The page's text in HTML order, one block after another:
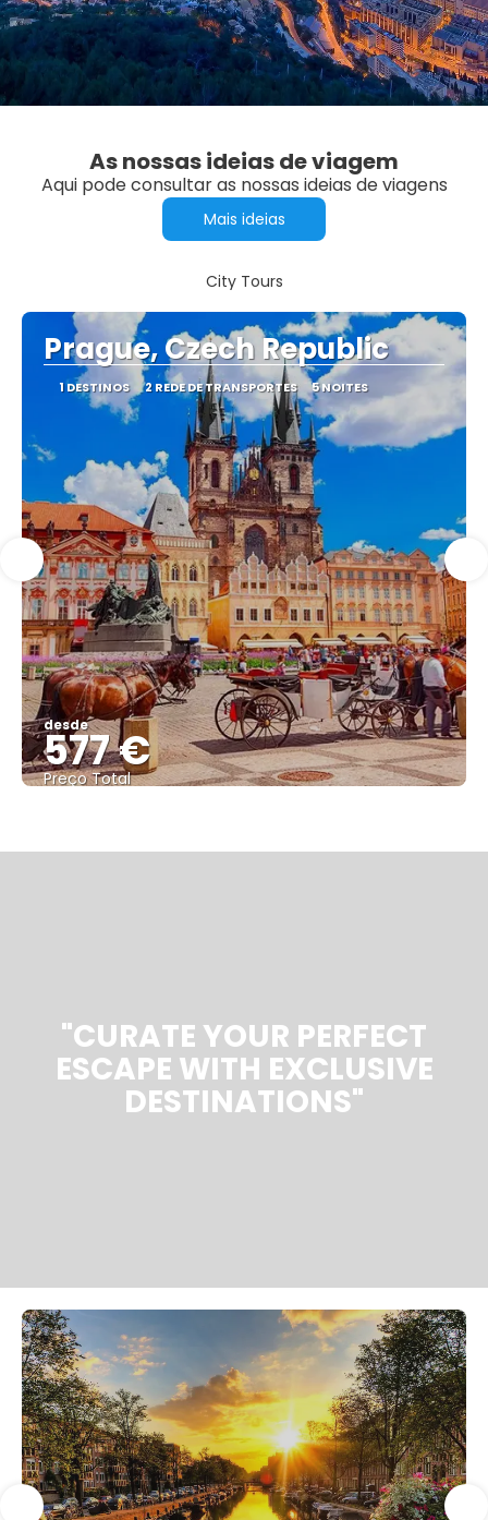
As nossas ideias de viagem
Aqui pode consultar as nossas ideias de viagens
Mais ideias
City Tours
Prague, Czech Republic
1 DESTINOS 2 REDE DE TRANSPORTES 5 NOITES
desde
577 €
Preço Total
"CURATE YOUR PERFECT
ESCAPE WITH EXCLUSIVE
DESTINATIONS"